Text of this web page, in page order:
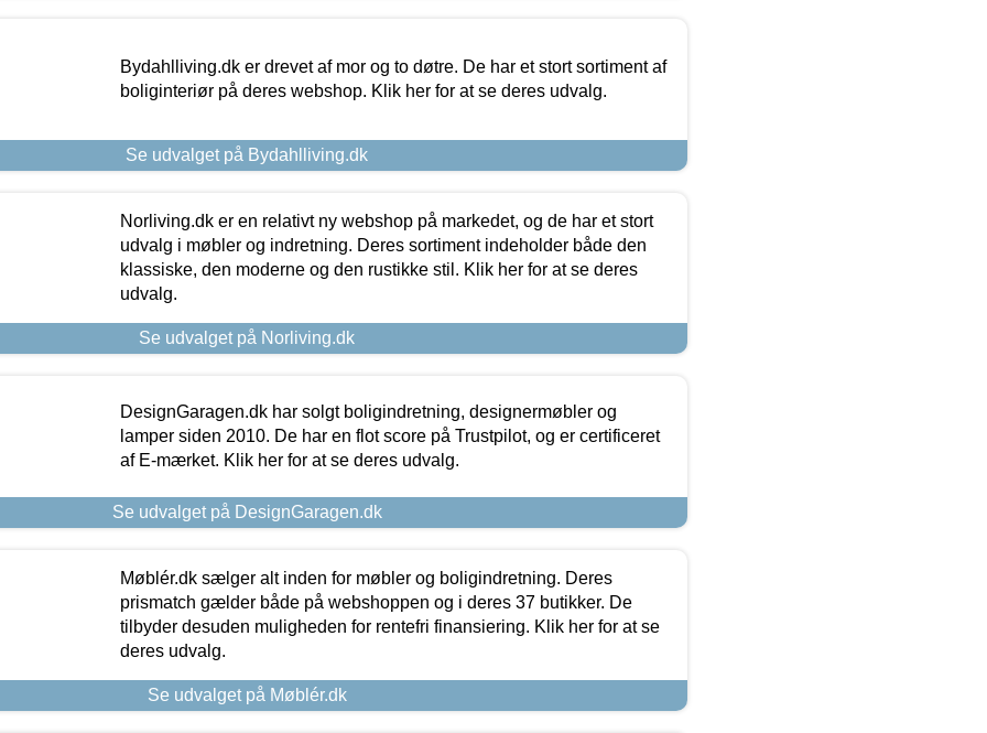
Bydahlliving.dk er drevet af mor og to døtre. De har et stort sortiment af
boliginteriør på deres webshop. Klik her for at se deres udvalg.
Se udvalget på Bydahlliving.dk
Norliving.dk er en relativt ny webshop på markedet, og de har et stort
udvalg i møbler og indretning. Deres sortiment indeholder både den
klassiske, den moderne og den rustikke stil. Klik her for at se deres
udvalg.
Se udvalget på Norliving.dk
DesignGaragen.dk har solgt boligindretning, designermøbler og
lamper siden 2010. De har en flot score på Trustpilot, og er certificeret
af E-mærket. Klik her for at se deres udvalg.
Se udvalget på DesignGaragen.dk
Møblér.dk sælger alt inden for møbler og boligindretning. Deres
prismatch gælder både på webshoppen og i deres 37 butikker. De
tilbyder desuden muligheden for rentefri finansiering. Klik her for at se
deres udvalg.
Se udvalget på Møblér.dk